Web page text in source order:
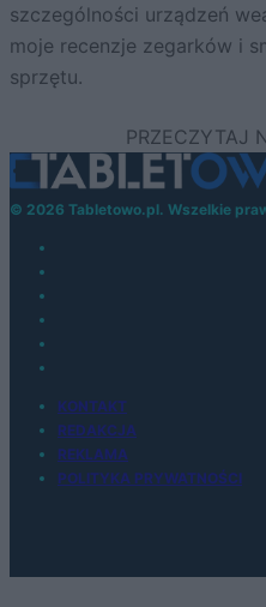
szczególności urządzeń
moje recenzje zegarków i
sprzętu.
© 2026 Tabletowo.pl. Wszelkie
KONTAKT
REDAKCJA
REKLAMA
POLITYKA PRYWATNOŚCI